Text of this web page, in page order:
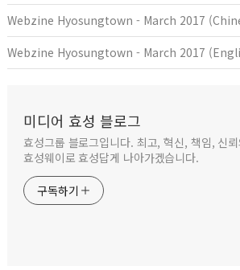
Webzine Hyosungtown - March 2017
Webzine Hyosungtown - March 2017
미디어 효성 블로그
효성그룹 블로그입니다. 최고, 혁신, 책임, 신뢰
효성웨이로 효성답게 나아가겠습니다.
구독하기